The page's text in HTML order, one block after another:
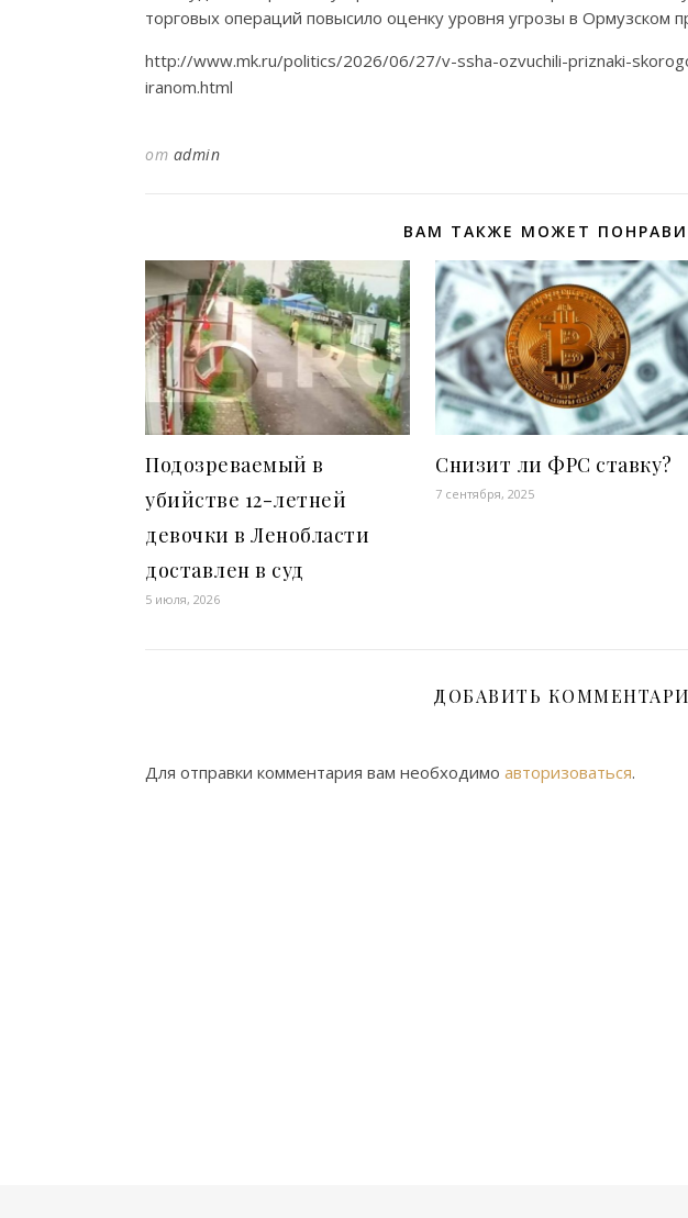
торговых операций повысило оценку уровня угрозы в Ормузском
http://www.mk.ru/politics/2026/06/27/v-ssha-ozvuchili-priznaki-
iranom.html
от admin
ВАМ ТАКЖЕ МОЖЕТ
Подозреваемый в
убийстве 12-летней
девочки в Ленобласти
доставлен в суд
5 июля, 2026
Снизит ли ФРС ставку?
7 сентября, 2025
ДОБАВИТЬ
Для отправки комментария вам необходимо авторизоваться.